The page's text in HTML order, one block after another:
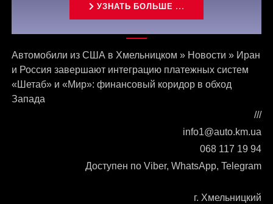
УЗНАТЬ БОЛЬШЕ ...
Связаться с нами
Автомобили из США в Хмельницком » Новости » Иран
и Россия завершают интеграцию платежных систем
«Шетаб» и «Мир»: финансовый коридор в обход
Запада
///
info1@auto.km.ua
068 117 19 94
Доступен по Viber, WhatsApp, Telegram
г. Хмельницкий